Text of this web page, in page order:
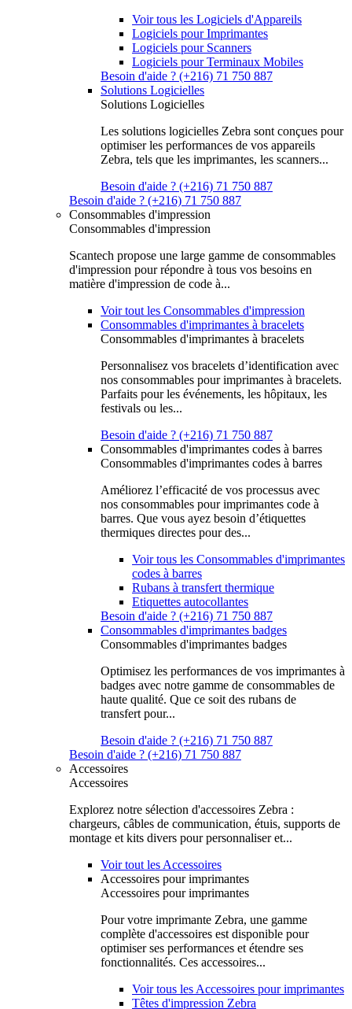
Voir tous les Logiciels d'Appareils
Logiciels pour Imprimantes
Logiciels pour Scanners
Logiciels pour Terminaux Mobiles
Besoin d'aide ? (+216) 71 750 887
Solutions Logicielles
Solutions Logicielles
Les solutions logicielles Zebra sont conçues pour
optimiser les performances de vos appareils
Zebra, tels que les imprimantes, les scanners...
Besoin d'aide ? (+216) 71 750 887
Besoin d'aide ? (+216) 71 750 887
Consommables d'impression
Consommables d'impression
Scantech propose une large gamme de consommables
d'impression pour répondre à tous vos besoins en
matière d'impression de code à...
Voir tout les Consommables d'impression
Consommables d'imprimantes à bracelets
Consommables d'imprimantes à bracelets
Personnalisez vos bracelets d’identification avec
nos consommables pour imprimantes à bracelets.
Parfaits pour les événements, les hôpitaux, les
festivals ou les...
Besoin d'aide ? (+216) 71 750 887
Consommables d'imprimantes codes à barres
Consommables d'imprimantes codes à barres
Améliorez l’efficacité de vos processus avec
nos consommables pour imprimantes code à
barres. Que vous ayez besoin d’étiquettes
thermiques directes pour des...
Voir tous les Consommables d'imprimantes
codes à barres
Rubans à transfert thermique
Etiquettes autocollantes
Besoin d'aide ? (+216) 71 750 887
Consommables d'imprimantes badges
Consommables d'imprimantes badges
Optimisez les performances de vos imprimantes à
badges avec notre gamme de consommables de
haute qualité. Que ce soit des rubans de
transfert pour...
Besoin d'aide ? (+216) 71 750 887
Besoin d'aide ? (+216) 71 750 887
Accessoires
Accessoires
Explorez notre sélection d'accessoires Zebra :
chargeurs, câbles de communication, étuis, supports de
montage et kits divers pour personnaliser et...
Voir tout les Accessoires
Accessoires pour imprimantes
Accessoires pour imprimantes
Pour votre imprimante Zebra, une gamme
complète d'accessoires est disponible pour
optimiser ses performances et étendre ses
fonctionnalités. Ces accessoires...
Voir tous les Accessoires pour imprimantes
Têtes d'impression Zebra